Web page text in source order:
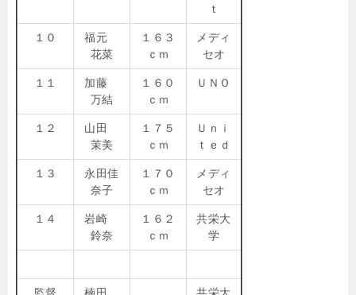
ｔ
１０
福元
花菜
１６３
ｃｍ
メディ
セオ
１１
加藤
万結
１６０
ｃｍ
ＵＮＯ
１２
山田
茉美
１７５
ｃｍ
Ｕｎｉ
ｔｅｄ
１３
永田佳
奈子
１７０
ｃｍ
メディ
セオ
１４
岩崎
鈴奈
１６２
ｃｍ
共栄大
学